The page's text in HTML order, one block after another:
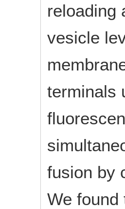
reloading
vesicle
terminals
fusion by
We found